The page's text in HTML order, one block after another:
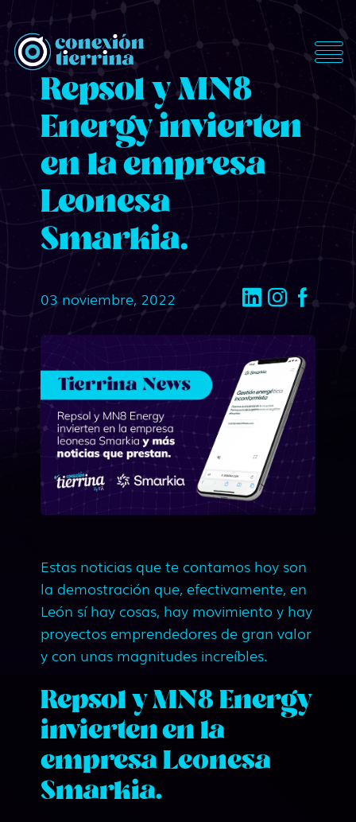
ConexionTierrina
Repsol y MN8
Energy invierten
en la empresa
Leonesa
Smarkia.
03 noviembre, 2022
Estas noticias que te contamos hoy son
la demostración que, efectivamente, en
León sí hay cosas, hay movimiento y hay
proyectos emprendedores de gran valor
y con unas magnitudes increíbles.
Repsol y MN8 Energy
invierten en la
empresa Leonesa
Smarkia.